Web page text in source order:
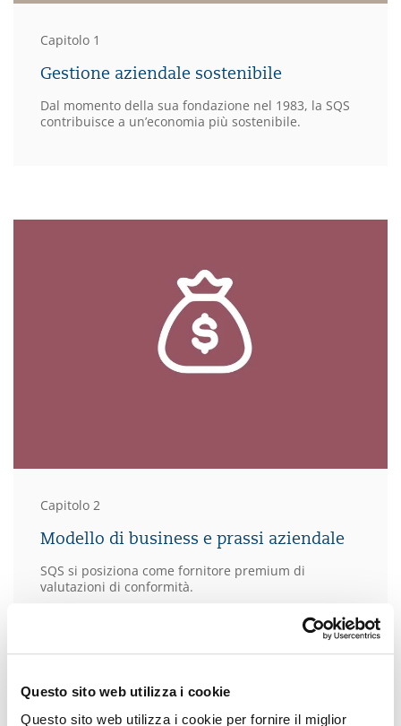
Questo sito web utilizza i cookie
Questo sito web utilizza i cookie per fornire il miglior
Capitolo 1
Gestione aziendale sostenibile
Dal momento della sua fondazione nel 1983, la SQS
contribuisce a un’economia più sostenibile.
Capitolo 2
Modello di business e prassi aziendale
SQS si posiziona come fornitore premium di
valutazioni di conformità.